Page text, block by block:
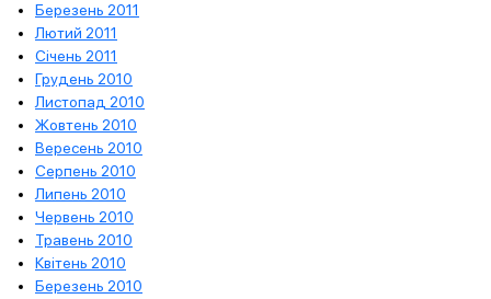
Березень 2011
Лютий 2011
Січень 2011
Грудень 2010
Листопад 2010
Жовтень 2010
Вересень 2010
Серпень 2010
Липень 2010
Червень 2010
Травень 2010
Квітень 2010
Березень 2010